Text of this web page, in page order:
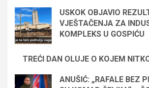
USKOK OBJAVIO
VJEŠTAČENJA ZA
KOMPLEKS U GOSPIĆU
TREĆI DAN OLUJE O KOJEM
ANUŠIĆ: „RAFALE BEZ